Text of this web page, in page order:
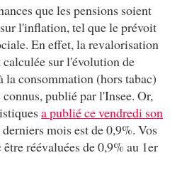
que les pensions soient
l'inflation, tel que le prévoit
En effet, la revalorisation
calculée sur l'évolution de
la consommation (hors tabac)
publié par l'Insee. Or,
a publié ce vendredi son
mois est de 0,9%. Vos
réévaluées de 0,9% au 1er